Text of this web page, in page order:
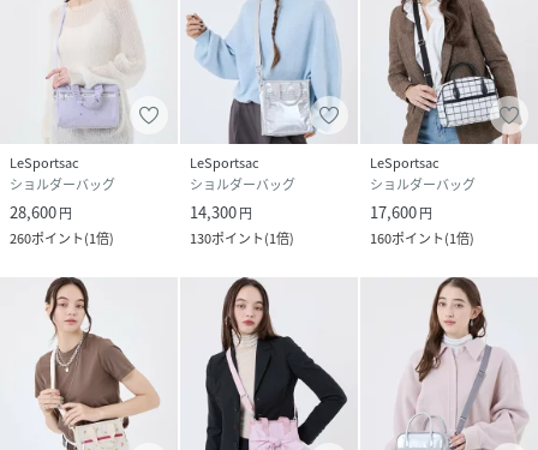
LeSportsac
ショルダーバッグ
28,600円
260ポイント(1倍)
LeSportsac
ショルダーバッグ
14,300円
130ポイント(1倍)
LeSportsac
ショルダーバッグ
17,600円
160ポイント(1倍)